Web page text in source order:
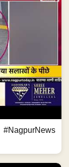
#NagpurNews